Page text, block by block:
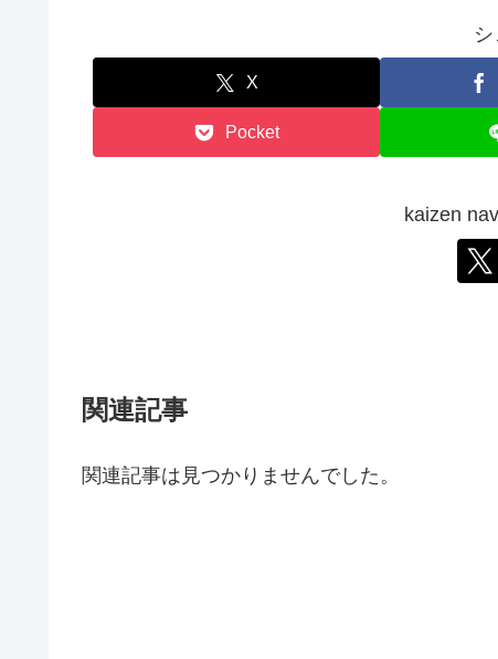
X
Pocket
kaizen
関連記事
関連記事は見つかりませんでした。